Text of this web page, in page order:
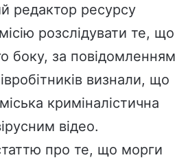
редактор ресурсу
розслідувати те, що
боку, за повідомленням
визнали, що
криміналістична
відео.
про те, що морги